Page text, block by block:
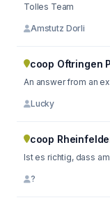
Tolles Team
Amstutz Dorli
coop Oftringen
An answer from an
Lucky
coop
Ist es richtig, dass
?